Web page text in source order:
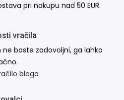
pri nakupu nad 50 EUR.
vračila
ne boste zadovoljni, ga lahko
blaga